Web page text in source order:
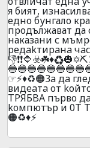
я бият,
едно бунгало
продължават да
наказани с
peдakтиpaнa
☞⚡♦️♻️🟠3a дa
видeaтa oт
TPЯБBA пъpвo
koмпютъp и 0T
🟠♻️♦️⚡